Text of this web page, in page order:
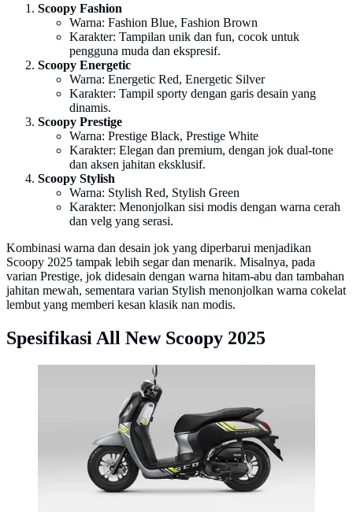
Scoopy Fashion
Warna: Fashion Blue, Fashion Brown
Karakter: Tampilan unik dan fun, cocok untuk
pengguna muda dan ekspresif.
Scoopy Energetic
Warna: Energetic Red, Energetic Silver
Karakter: Tampil sporty dengan garis desain yang
dinamis.
Scoopy Prestige
Warna: Prestige Black, Prestige White
Karakter: Elegan dan premium, dengan jok dual-tone
dan aksen jahitan eksklusif.
Scoopy Stylish
Warna: Stylish Red, Stylish Green
Karakter: Menonjolkan sisi modis dengan warna cerah
dan velg yang serasi.
Kombinasi warna dan desain jok yang diperbarui menjadikan
Scoopy 2025 tampak lebih segar dan menarik. Misalnya, pada
varian Prestige, jok didesain dengan warna hitam-abu dan tambahan
jahitan mewah, sementara varian Stylish menonjolkan warna cokelat
lembut yang memberi kesan klasik nan modis.
Spesifikasi All New Scoopy 2025